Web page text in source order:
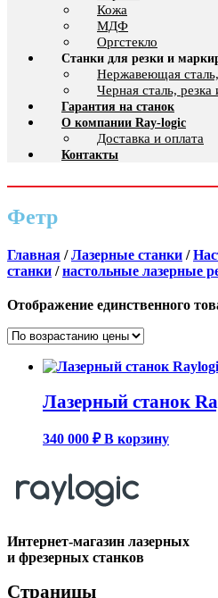
Кожа
МДФ
Оргстекло
Станки для резки и
Нержавеющая
Черная сталь,
Гарантия на станок
О компании Ray-logic
Доставка и оплата
Контакты
Фетр
Главная /Лазерные станки /
станки /настольные лазерные
Отображение единственного
Лазерный станок
340 000 ₽ В корзину
Интернет-магазин лазерных
и фрезерных станков
Страницы